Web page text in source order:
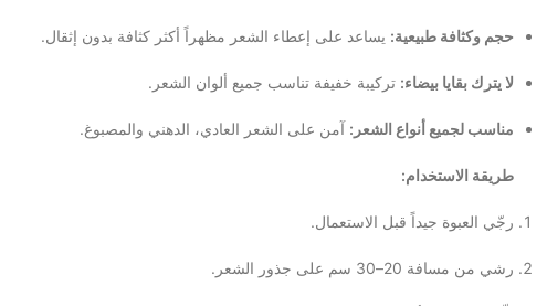
حجم وكثافة طبيعية: يساعد على إعطاء الشعر مظهراً أكثر كثافة بدون إثقال.
لا يترك بقايا بيضاء: تركيبة خفيفة تناسب جميع ألوان الشعر.
مناسب لجميع أنواع الشعر: آمن على الشعر العادي، الدهني والمصبوغ.
طريقة الاستخدام:
رجّي العبوة جيداً قبل الاستعمال.
رشي من مسافة 20–30 سم على جذور الشعر.